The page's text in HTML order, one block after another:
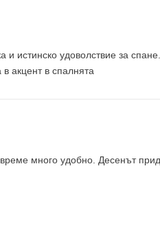
и истинско удоволствие за
акцент в спалнята
много удобно. Десенът